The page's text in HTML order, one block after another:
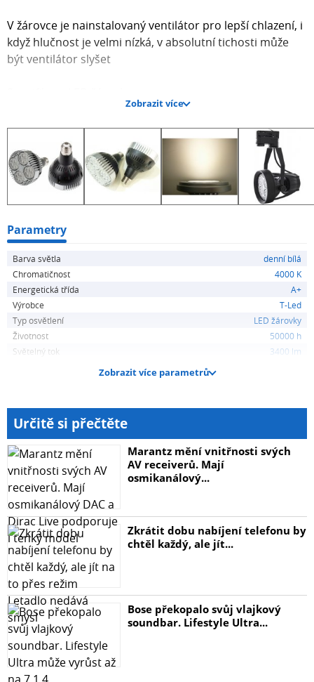
V žárovce je nainstalovaný ventilátor pro lepší chlazení, i
když hlučnost je velmi nízká, v absolutní tichosti může
být ventilátor slyšet
180-260V AC
E27
Barevná varianta
Bílá
Teplota
3000K
4000K
6000K
Světelný tok
3400lm
3450lm
CRI
>85
Úhel svitu
24°
LED čip
Osram
Provozní teplota
-15°C až max. 60°C
Životnost
> 25 000 hodin
Rozměry
93×118mm (p/v)
Stmívatelná
NE
Co je teplota světla a jak ji správně vybrat? To se dozvíte
Zobrazit více
Parametry
Barva světla
denní bílá
Chromatičnost
4000 K
Energetická třída
A+
Výrobce
T-Led
Typ osvětlení
LED žárovky
Životnost
50000 h
Světelný tok
3400 lm
Zobrazit více parametrů
Určitě si přečtěte
Marantz mění vnitřnosti svých
AV receiverů. Mají
osmikanálový...
Zkrátit dobu nabíjení telefonu by
chtěl každý, ale jít...
Bose překopalo svůj vlajkový
soundbar. Lifestyle Ultra...